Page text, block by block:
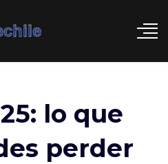
lo que
perder